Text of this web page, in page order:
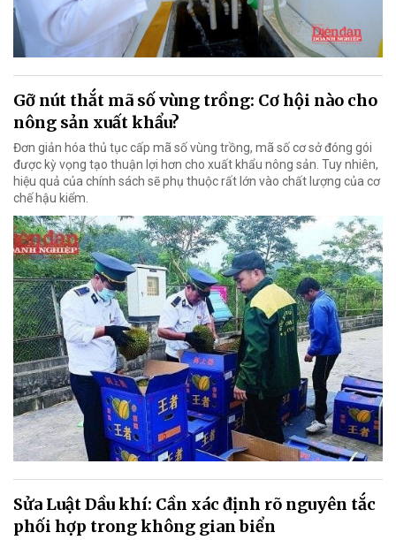
Gỡ nút thắt mã số vùng trồng: Cơ hội nào cho
nông sản xuất khẩu?
Đơn giản hóa thủ tục cấp mã số vùng trồng, mã số cơ sở đóng gói
được kỳ vọng tạo thuận lợi hơn cho xuất khẩu nông sản. Tuy nhiên,
hiệu quả của chính sách sẽ phụ thuộc rất lớn vào chất lượng của cơ
chế hậu kiểm.
Sửa Luật Dầu khí: Cần xác định rõ nguyên tắc
phối hợp trong không gian biển